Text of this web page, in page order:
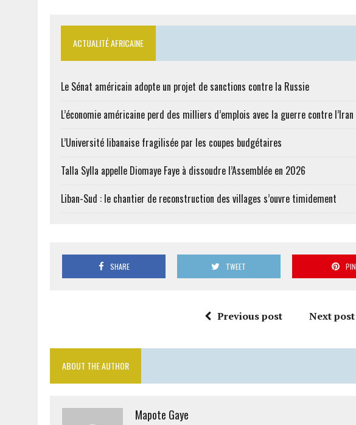
ACTUALITÉ AFRICAINE
Le Sénat américain adopte un projet de sanctions contre la Russie
L’économie américaine perd des milliers d’emplois avec la guerre contre l’Iran
L’Université libanaise fragilisée par les coupes budgétaires
Talla Sylla appelle Diomaye Faye à dissoudre l’Assemblée en 2026
Liban-Sud : le chantier de reconstruction des villages s’ouvre timidement
SHARE TWEET PIN
Previous post Next post
ABOUT THE AUTHOR
Mapote Gaye